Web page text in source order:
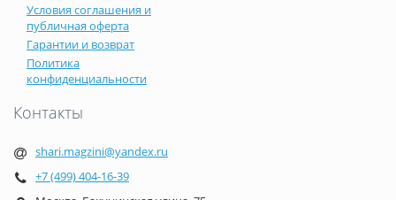
Условия соглашения и
публичная оферта
Гарантии и возврат
Политика
конфиденциальности
Контакты
shari.magzini@yandex.ru
+7 (499) 404-16-39